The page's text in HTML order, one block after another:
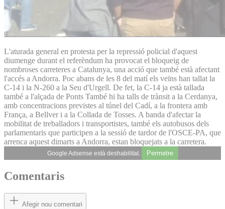
L'aturada general en protesta per la repressió policial d'aquest
diumenge durant el referèndum ha provocat el bloqueig de
nombroses carreteres a Catalunya, una acció que també està afectant
l'accés a Andorra. Poc abans de les 8 del matí els veïns han tallat la
C-14 i la N-260 a la Seu d'Urgell. De fet, la C-14 ja està tallada
també a l'alçada de Ponts També hi ha talls de trànsit a la Cerdanya,
amb concentracions previstes al túnel del Cadí, a la frontera amb
França, a Bellver i a la Collada de Tosses. A banda d'afectar la
mobilitat de treballadors i transportistes, també els autobusos dels
parlamentaris que participen a la sessió de tardor de l'OSCE-PA, que
arrenca aquest dimarts a Andorra, estan bloquejats a la carretera.
Google Adsense està deshabilitat. Permetre
Comentaris
Afegir nou comentari